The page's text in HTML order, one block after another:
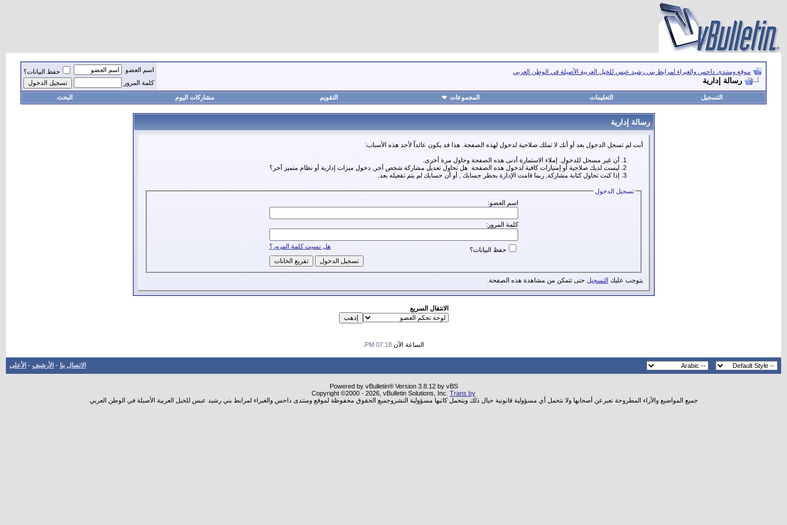
موقع ومنتدى داحس والغبراء لمرابط بني رشيد عبس للخيل العربية الأصيلة في الوطن العربي
رسالة إدارية
اسم العضو
حفظ البيانات؟
كلمة المرور
التسجيل التعليمات المجموعات التقويم مشاركات اليوم البحث
رسالة إدارية
أنت لم تسجل الدخول بعد أو أنك لا تملك صلاحية لدخول لهذه الصفحة. هذا قد يكون عائداً لأحد هذه الأسباب:
أن غير مسجل للدخول. إملاء الاستمارة أدنى هذه الصفحة وحاول مرة أخرى.
ليست لديك صلاحية أو إمتيازات كافية لدخول هذه الصفحة. هل تحاول تعديل مشاركة شخص آخر, دخول ميزات إدارية أو نظام متميز آخر؟
إذا كنت تحاول كتابة مشاركة, ربما قامت الإدارة بحظر حسابك , أو أن حسابك لم يتم تفعيله بعد.
تسجيل الدخول
اسم العضو:
كلمة المرور:
هل نسيت كلمة المرور؟ حفظ البيانات؟
يتوجب عليك التسجيل حتى تتمكن من مشاهدة هذه الصفحة.
الانتقال السريع
الساعة الآن 07:18 PM
الاتصال بنا - الأرشيف - الأعلى
Powered by vBulletin® Version 3.8.12 by vBS
Copyright ©2000 - 2026, vBulletin Solutions, Inc. Trans by
جميع المواضيع والأراء المطروحة تعبرعن أصحابها ولا نتحمل أي مسؤولية قانونية حيال ذلك ويتحمل كاتبها مسؤولية النشروجميع الحقوق محفوظة لموقع ومنتدى داحس والغبراء لمرابط بني رشيد عبس للخيل العربية الأصيلة في الوطن العربي